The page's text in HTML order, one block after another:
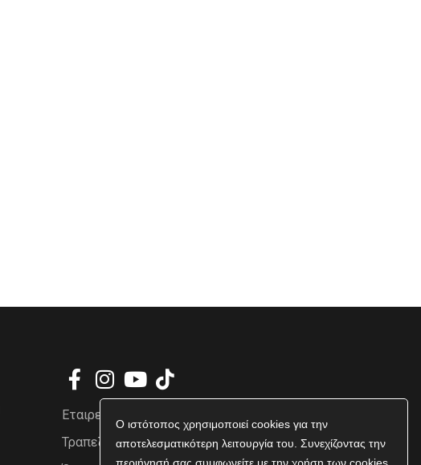
Ο ιστότοπος χρησιμοποιεί cookies για την
αποτελεσματικότερη λειτουργία του. Συνεχίζοντας την
Εταιρεία
Τραπεζικοί Λογαριασμοί